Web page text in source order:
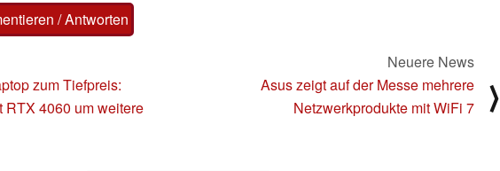
/ Antworten
zum Tiefpreis:
RTX 4060 um weitere
Neuere News
Asus zeigt auf der Messe mehrere
Netzwerkprodukte mit WiFi 7
⟩